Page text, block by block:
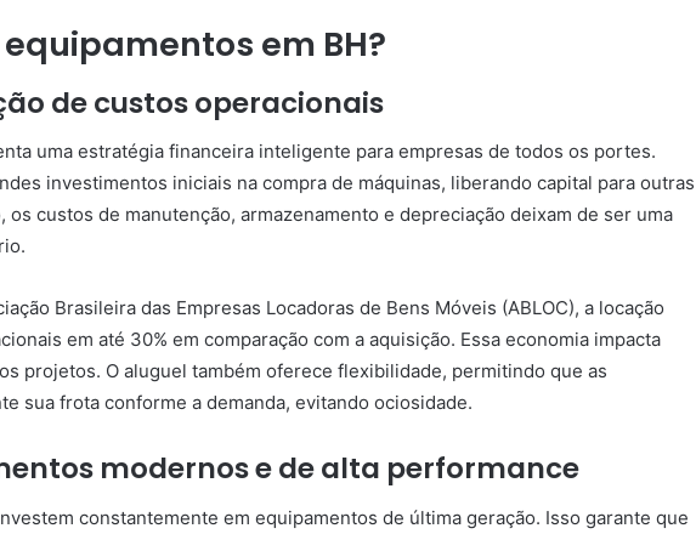
em BH?
de custos operacionais
uma estratégia financeira inteligente para empresas de todos os portes.
investimentos iniciais na compra de máquinas, liberando capital para outras
os custos de manutenção, armazenamento e depreciação deixam de ser uma
Brasileira das Empresas Locadoras de Bens Móveis (ABLOC), a locação
em até 30% em comparação com a aquisição. Essa economia impacta
projetos. O aluguel também oferece flexibilidade, permitindo que as
sua frota conforme a demanda, evitando ociosidade.
modernos e de alta performance
constantemente em equipamentos de última geração. Isso garante que